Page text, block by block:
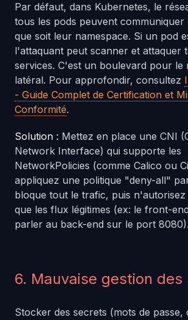
Par défaut, dans Kubernetes, le
tous les pods peuvent
que soit leur namespace. Si un pod
l'attaquant peut scanner et attaquer
services. C'est un boulevard pour le
latéral. Pour approfondir, consultez
- Guide Complet de Certification et
Conformité.
Solution : Mettez en place une CNI
Network Interface) qui supporte les
NetworkPolicies (comme Calico ou
appliquez une politique "deny-all"
bloque tout le trafic, puis n'autorisez
que les flux légitimes (ex: le front-
parler au back-end sur le port 8080).
6. Mauvaise gestion
Stocker des secrets (mots de passe,